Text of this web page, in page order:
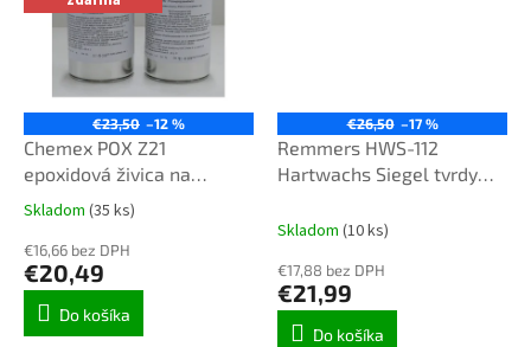
€23,50 –12 %
Chemex POX Z21
epoxidová živica na
zalievanie číra 1,29 kg TOP
Priemerné
produktu
je
3,3
Skladom (35 ks)
€16,66 bez DPH
€20,49
Do košíka
€26,50 –17 %
Remmers HWS-112
Hartwachs Siegel tvrdy
bezfarebný
Skladom (10 ks)
€17,88 bez DPH
€21,99
Do košíka